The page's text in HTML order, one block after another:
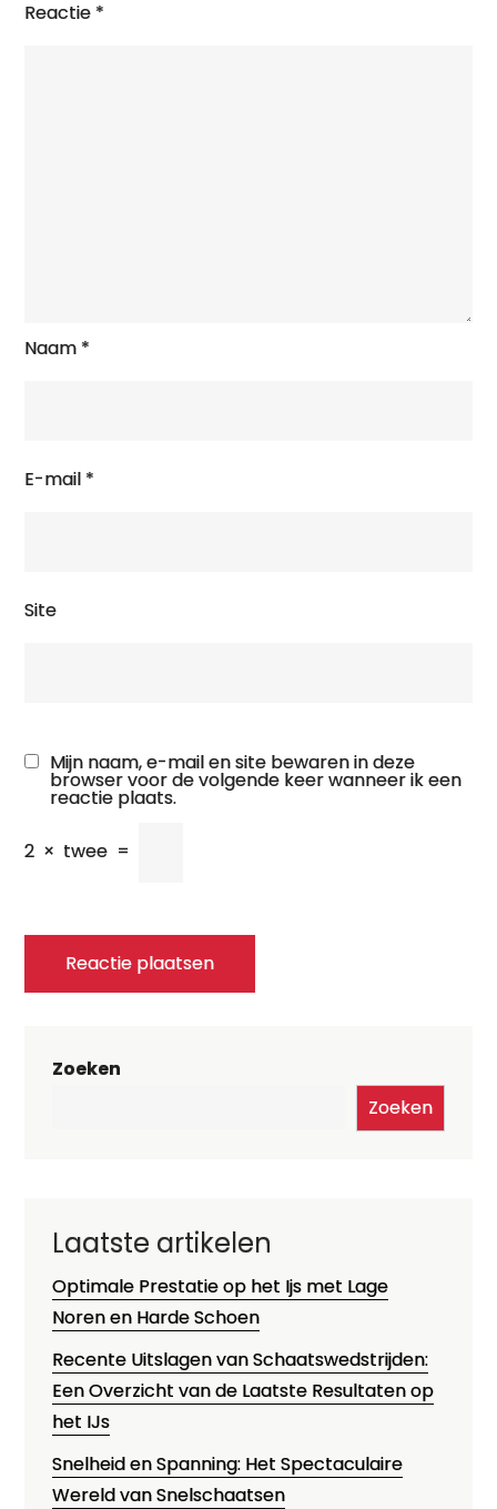
Reactie *
Naam *
E-mail *
Site
Mijn naam, e-mail en site bewaren in deze
browser voor de volgende keer wanneer ik een
reactie plaats.
2 × twee =
Zoeken
Zoeken
Laatste artikelen
Optimale Prestatie op het Ijs met Lage
Noren en Harde Schoen
Recente Uitslagen van Schaatswedstrijden:
Een Overzicht van de Laatste Resultaten op
het IJs
Snelheid en Spanning: Het Spectaculaire
Wereld van Snelschaatsen